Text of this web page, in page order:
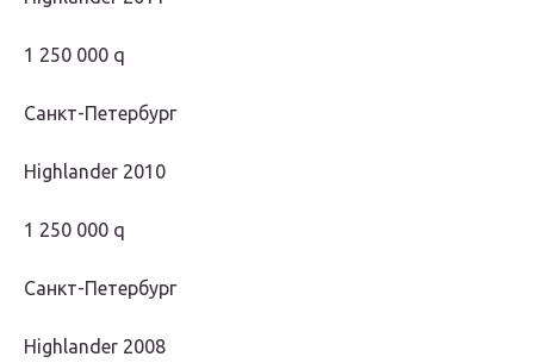
1 250 000 q
Санкт-Петербург
Highlander 2010
1 250 000 q
Санкт-Петербург
Highlander 2008